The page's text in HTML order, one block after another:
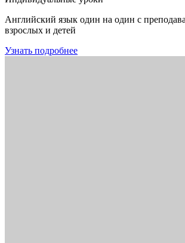
Английский язык один на один с
взрослых и детей
Узнать подробнее